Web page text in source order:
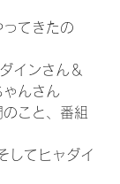
てきたの
インさん＆
んさん
こと、番組
してヒャダイ